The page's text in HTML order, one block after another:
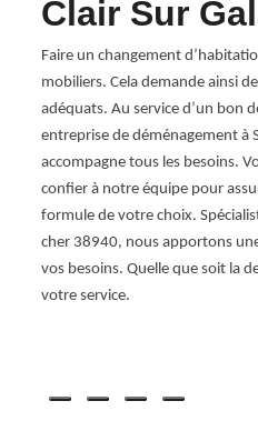
Clair Sur
Faire un changement
mobiliers. Cela demande ainsi
adéquats. Au service d’un bon
entreprise de déménagement à
accompagne tous les besoins.
confier à notre équipe pour
formule de votre choix.
cher 38940, nous apportons
vos besoins. Quelle que soit la
votre service.